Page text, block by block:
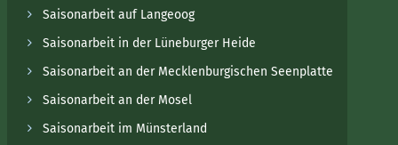
Saisonarbeit auf Langeoog
Saisonarbeit in der Lüneburger Heide
Saisonarbeit an der Mecklenburgischen Seenplatte
Saisonarbeit an der Mosel
Saisonarbeit im Münsterland